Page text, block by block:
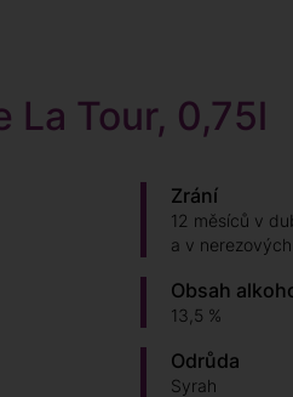
La Tour, 0,75l
Zrání
12 měsíců v
a v
Obsah
13,5 %
Odrůda
Syrah